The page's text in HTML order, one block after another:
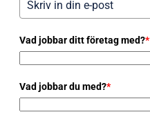
Vad jobbar ditt företag med?*
Vad jobbar du med?*